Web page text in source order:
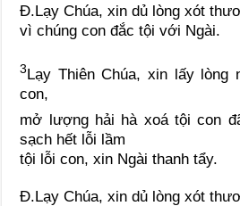
Đ. Lạy Chúa, xin dủ lòng xót
vì chúng con đắc tội với Ngài.
3Lạy Thiên Chúa, xin lấy lòng
con,
mở lượng hải hà xoá tội con
sạch hết lỗi lầm
tội lỗi con, xin Ngài thanh tẩy.
Đ.Lạy Chúa, xin dủ lòng xót